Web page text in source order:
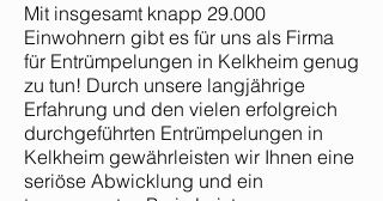
Mit insgesamt knapp 29.000
Einwohnern gibt es für uns als Firma
für Entrümpelungen in Kelkheim genug
zu tun! Durch unsere langjährige
Erfahrung und den vielen erfolgreich
durchgeführten Entrümpelungen in
Kelkheim gewährleisten wir Ihnen eine
seriöse Abwicklung und ein